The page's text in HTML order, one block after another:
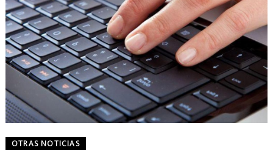
OTRAS NOTICIAS